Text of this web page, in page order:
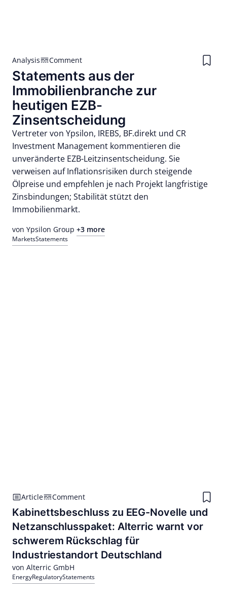
Analysis Comment
Statements aus der
Immobilienbranche zur
heutigen EZB-
Zinsentscheidung
Vertreter von Ypsilon, IREBS, BF.direkt und CR
Investment Management kommentieren die
unveränderte EZB-Leitzinsentscheidung. Sie
verweisen auf Inflationsrisiken durch steigende
Ölpreise und empfehlen je nach Projekt langfristige
Zinsbindungen; Stabilität stützt den
Immobilienmarkt.
von Ypsilon Group +3 more
MarketsStatements
Article Comment
Kabinettsbeschluss zu EEG-Novelle und
Netzanschlusspaket: Alterric warnt vor
schwerem Rückschlag für
Industriestandort Deutschland
von Alterric GmbH
EnergyRegulatoryStatements